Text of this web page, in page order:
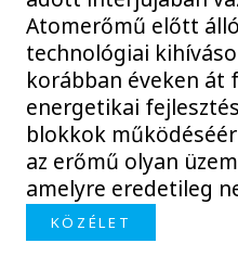
Atomerőmű előtt
technológiai
korábban éveken át
energetikai
blokkok
az erőmű olyan
amelyre eredetileg
KÖZÉLET